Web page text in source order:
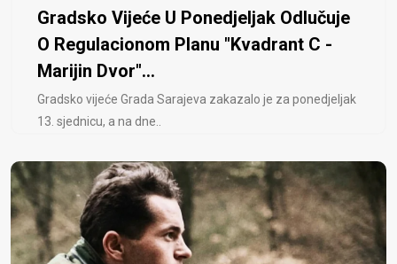
Gradsko Vijeće U Ponedjeljak Odlučuje
O Regulacionom Planu "Kvadrant C -
Marijin Dvor"...
Gradsko vijeće Grada Sarajeva zakazalo je za ponedjeljak
13. sjednicu, a na dne..